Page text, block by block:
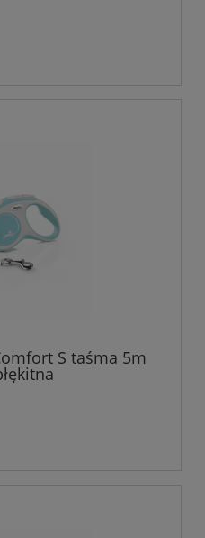
S taśma 5m